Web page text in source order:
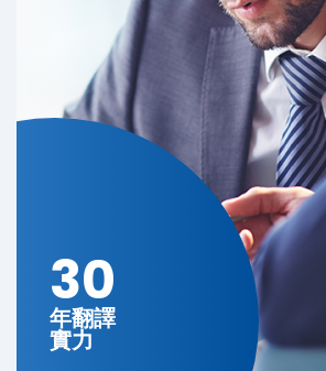
30
年翻譯
實力